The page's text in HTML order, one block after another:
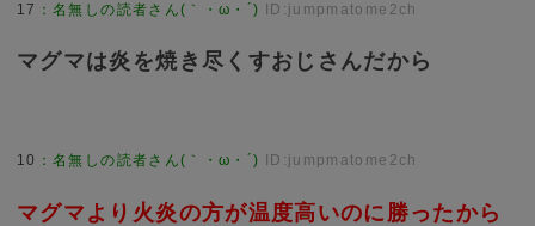
17 ：名無しの読者さん(｀・ω・´) ID:jumpmatome2ch
マグマは炎を焼き尽くすおじさんだから
10 ：名無しの読者さん(｀・ω・´) ID:jumpmatome2ch
マグマより火炎の方が温度高いのに勝ったから